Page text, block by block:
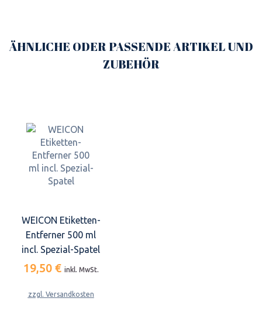
ÄHNLICHE ODER PASSENDE ARTIKEL UND
ZUBEHÖR
WEICON Etiketten-
Entferner 500 ml
incl. Spezial-Spatel
19,50 € inkl. MwSt.
zzgl. Versandkosten